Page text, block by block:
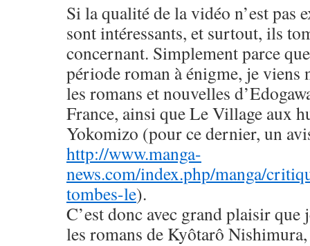
Si la qualité de la vidéo n’est pas
sont intéressants, et surtout, ils
concernant. Simplement parce
période roman à énigme, je viens
les romans et nouvelles
France, ainsi que Le Village aux
Yokomizo (pour ce dernier, un
http://www.manga-
news.com/index.php/manga/
tombes-le).
C’est donc avec grand plaisir que
les romans de Kyôtarô